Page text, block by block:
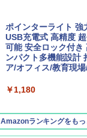
[キャンパーズコレ
広げるだけ パッとサ
ラックコーティング
人用 簡単設置 ポッ
0B エクルベージュ
￥10,990
ポインターライト 強
USB充電式 高精度
可能 安全ロック付き
ンパクト多機能設計
ア/オフィス/教育現
￥1,180
Amazonランキングをもっ